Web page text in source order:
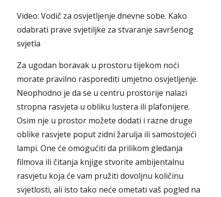
Video: Vodič za osvjetljenje dnevne sobe. Kako
odabrati prave svjetiljke za stvaranje savršenog
svjetla
Za ugodan boravak u prostoru tijekom noći
morate pravilno rasporediti umjetno osvjetljenje.
Neophodno je da se u centru prostorije nalazi
stropna rasvjeta u obliku lustera ili plafonijere.
Osim nje u prostor možete dodati i razne druge
oblike rasvjete poput zidni žarulja ili samostojeći
lampi. One će omogućiti da prilikom gledanja
filmova ili čitanja knjige stvorite ambijentalnu
rasvjetu koja će vam pružiti dovoljnu količinu
svjetlosti, ali isto tako neće ometati vaš pogled na